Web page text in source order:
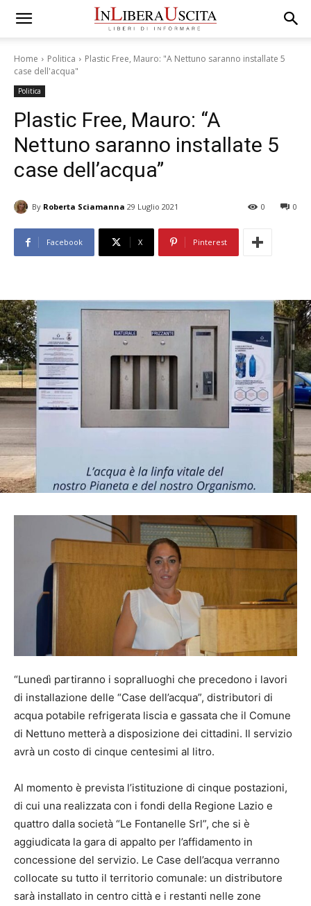
Home Politica
Plastic Free, Mauro: "A Nettuno saranno installate 5
case dell'acqua"
Politica
Plastic Free, Mauro: “A
Nettuno saranno installate 5
case dell’acqua”
By Roberta Sciamanna 29 Luglio 2021 0
0
Facebook X Pinterest
“Lunedì partiranno i sopralluoghi che precedono i lavori
di installazione delle “Case dell’acqua”, distributori di
acqua potabile refrigerata liscia e gassata che il Comune
di Nettuno metterà a disposizione dei cittadini. Il servizio
avrà un costo di cinque centesimi al litro.
Al momento è prevista l’istituzione di cinque postazioni,
di cui una realizzata con i fondi della Regione Lazio e
quattro dalla società “Le Fontanelle Srl”, che si è
aggiudicata la gara di appalto per l’affidamento in
concessione del servizio. Le Case dell’acqua verranno
collocate su tutto il territorio comunale: un distributore
sarà installato in centro città e i restanti nelle zone